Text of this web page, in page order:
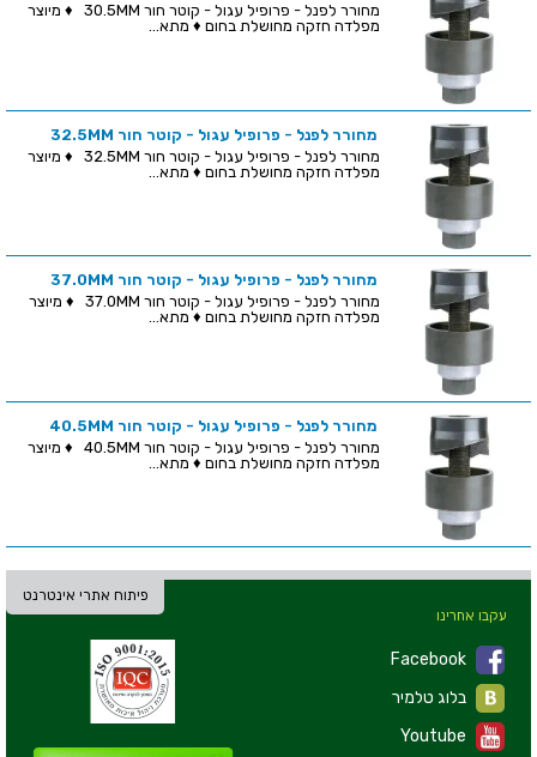
מחורר לפנל - פרופיל עגול - קוטר חור 30.5MM ♦ מיוצר
מפלדה חזקה מחושלת בחום ♦ מתא...
מחורר לפנל - פרופיל עגול - קוטר חור 32.5MM
מחורר לפנל - פרופיל עגול - קוטר חור 32.5MM ♦ מיוצר
מפלדה חזקה מחושלת בחום ♦ מתא...
מחורר לפנל - פרופיל עגול - קוטר חור 37.0MM
מחורר לפנל - פרופיל עגול - קוטר חור 37.0MM ♦ מיוצר
מפלדה חזקה מחושלת בחום ♦ מתא...
מחורר לפנל - פרופיל עגול - קוטר חור 40.5MM
מחורר לפנל - פרופיל עגול - קוטר חור 40.5MM ♦ מיוצר
מפלדה חזקה מחושלת בחום ♦ מתא...
פיתוח אתרי אינטרנט
עקבו אחרינו
Facebook
Youtube